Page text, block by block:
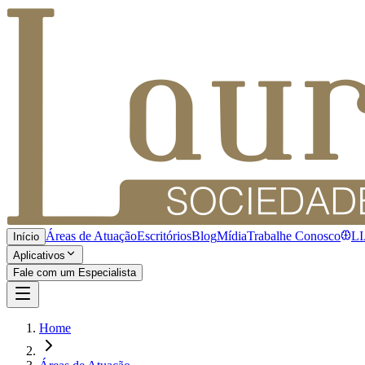
Início Áreas de AtuaçãoEscritóriosBlogMídiaTrabalhe Conosco
Aplicativos
Fale com um Especialista
Home